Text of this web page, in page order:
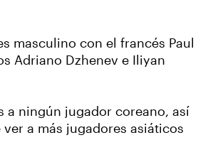
masculino con el francés Paul
Adriano Dzhenev e Iliyan
a ningún jugador coreano, así
ver a más jugadores asiáticos